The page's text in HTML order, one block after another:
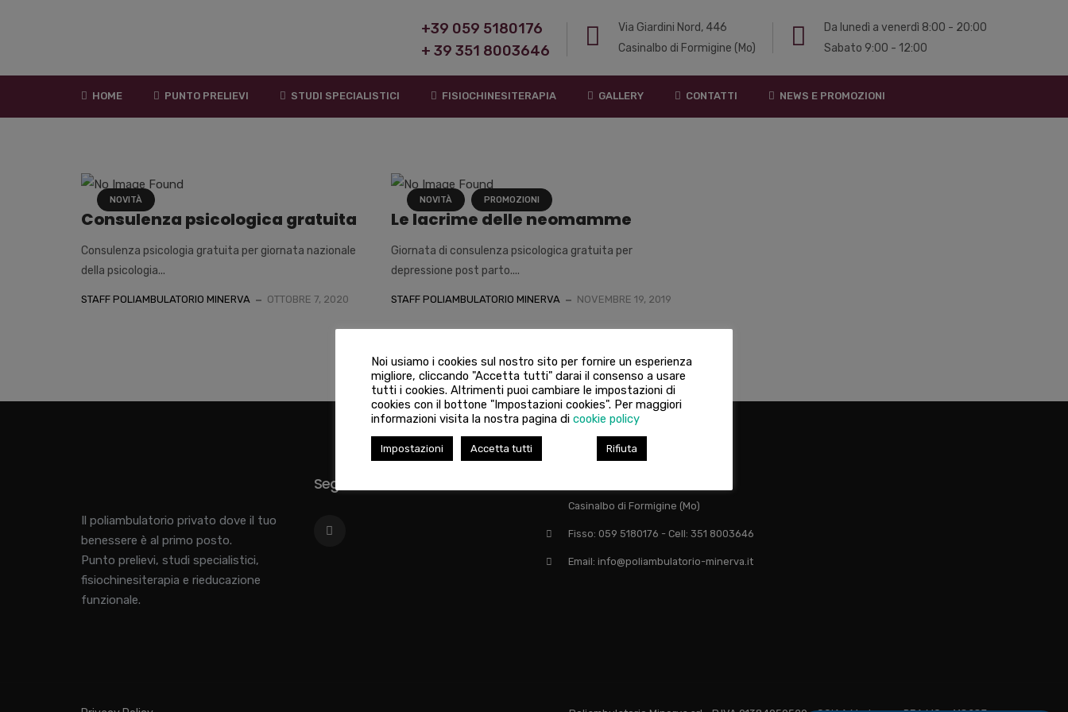
+39 059 5180176
+ 39 351 8003646
Via Giardini Nord, 446
Casinalbo di Formigine (Mo)
Da lunedì a venerdì 8:00 - 20:00
Sabato 9:00 - 12:00
HOME PUNTO PRELIEVI STUDI SPECIALISTICI FISIOCHINESITERAPIA GALLERY CONTATTI NEWS E PROMOZIONI
NOVITÀ
Consulenza psicologica gratuita
Consulenza psicologia gratuita per giornata nazionale
della psicologia...
STAFF POLIAMBULATORIO MINERVA OTTOBRE 7, 2020
NOVITÀ PROMOZIONI
Le lacrime delle neomamme
Giornata di consulenza psicologica gratuita per
depressione post parto....
STAFF POLIAMBULATORIO MINERVA NOVEMBRE 19, 2019
Il poliambulatorio privato dove il tuo
benessere è al primo posto.
Punto prelievi, studi specialistici,
fisiochinesiterapia e rieducazione
funzionale.
Seguici su:
Casinalbo di Formigine (Mo)
Fisso: 059 5180176 - Cell: 351 8003646
Email: info@poliambulatorio-minerva.it
Noi usiamo i cookies sul nostro sito per fornire un esperienza
migliore, cliccando "Accetta tutti" darai il consenso a usare
tutti i cookies. Altrimenti puoi cambiare le impostazioni di
cookies con il bottone "Impostazioni cookies". Per maggiori
informazioni visita la nostra pagina di cookie policy
Impostazioni Accetta tutti Rifiuta